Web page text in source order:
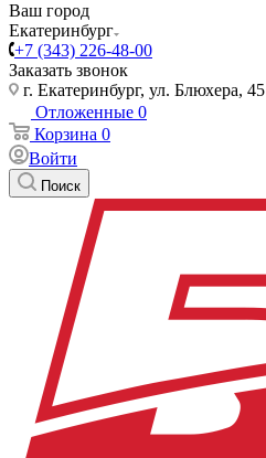
Ваш город
Екатеринбург
+7 (343) 226-48-00
Заказать звонок
г. Екатеринбург, ул. Блюхера, 45
Отложенные 0
Корзина 0
Войти
Поиск